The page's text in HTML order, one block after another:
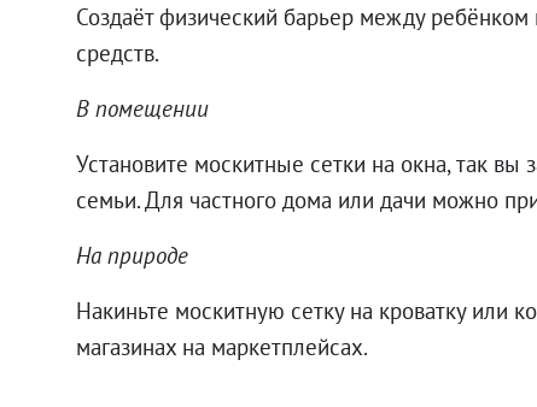
Создаёт физический барьер между
средств.
В помещении
Установите москитные сетки на окна, так
семьи. Для частного дома или дачи можно
На природе
Накиньте москитную сетку на кроватку или
магазинах на маркетплейсах.